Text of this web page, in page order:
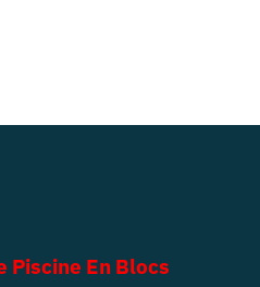
Piscine En Blocs